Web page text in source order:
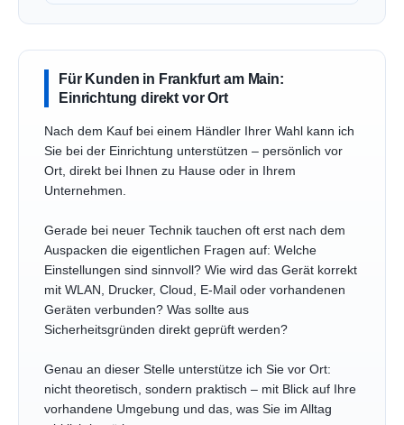
Für Kunden in Frankfurt am Main:
Einrichtung direkt vor Ort
Nach dem Kauf bei einem Händler Ihrer Wahl kann ich
Sie bei der Einrichtung unterstützen – persönlich vor
Ort, direkt bei Ihnen zu Hause oder in Ihrem
Unternehmen.
Gerade bei neuer Technik tauchen oft erst nach dem
Auspacken die eigentlichen Fragen auf: Welche
Einstellungen sind sinnvoll? Wie wird das Gerät korrekt
mit WLAN, Drucker, Cloud, E-Mail oder vorhandenen
Geräten verbunden? Was sollte aus
Sicherheitsgründen direkt geprüft werden?
Genau an dieser Stelle unterstütze ich Sie vor Ort:
nicht theoretisch, sondern praktisch – mit Blick auf Ihre
vorhandene Umgebung und das, was Sie im Alltag